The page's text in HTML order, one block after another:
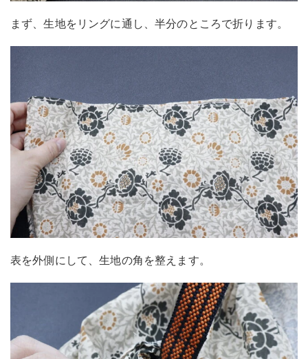
まず、生地をリングに通し、半分のところで折ります。
表を外側にして、生地の角を整えます。